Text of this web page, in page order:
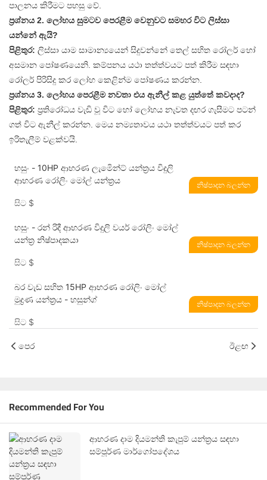
පාලනය කිරීමට පහසු වේ.
ප්‍රශ්නය 2. ලෝහය සුමටව පෙරළීම වෙනුවට සමහර විට ලිස්සා
යන්නේ ඇයි?
පිළිතුර: ලිස්සා යාම සාමාන්‍යයෙන් සිදුවන්නේ තෙල් සහිත රෝලර් හෝ
අසමාන පෝෂණයෙනි. කම්පනය යථා තත්ත්වයට පත් කිරීම සඳහා
රෝලර් පිරිසිදු කර ලෝහ කෙළින්ම පෝෂණය කරන්න.
ප්‍රශ්නය 3. ලෝහය පෙරළීම නවතා එය ඇනීල් කළ යුත්තේ කවදාද?
පිළිතුර: ප්‍රතිරෝධය වැඩි වූ විට හෝ ලෝහය නැවත දඟර ගැසීමට පටන්
ගත් විට ඇනීල් කරන්න. මෙය නම්‍යතාවය යථා තත්ත්වයට පත් කර
ඉරිතැලීම් වළක්වයි.
හසුං - 10HP ආභරණ ලැමිෙන්ට් යන්ත්‍රය විදුලි
ආභරණ රෝලිං මෝල් යන්ත්‍රය
සිට $
නිෂ්පාදන බලන්න
හසුං - රන් රිදී ආභරණ විදුලි වයර් රෝලිං මෝල්
යන්ත්‍ර නිෂ්පාදකයා
සිට $
නිෂ්පාදන බලන්න
බර වැඩ සහිත 15HP ආභරණ රෝලිං මෝල්
මුද්‍රණ යන්ත්‍රය - හසුන්ග්
සිට $
නිෂ්පාදන බලන්න
පෙර ඊළඟ
Recommended For You
ආභරණ දාම දියමන්ති කැපුම් යන්ත්‍රය සඳහා
සම්පූර්ණ මාර්ගෝපදේශය